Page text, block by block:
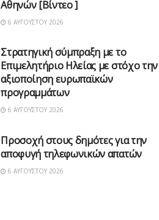
Αθηνών [Βίντεο ]
6 ΑΥΓΟΎΣΤΟΥ 2026
Στρατηγική σύμπραξη με το
Επιμελητήριο Ηλείας με στόχο την
αξιοποίηση ευρωπαϊκών
προγραμμάτων
6 ΑΥΓΟΎΣΤΟΥ 2026
Προσοχή στους δημότες για την
αποφυγή τηλεφωνικών απατών
6 ΑΥΓΟΎΣΤΟΥ 2026